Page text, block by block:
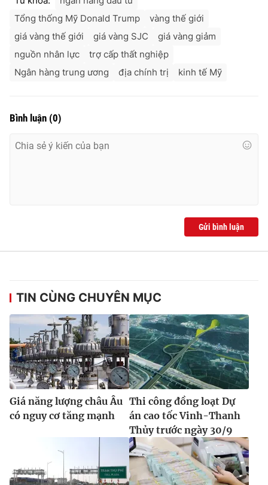
Tổng thống Mỹ Donald Trump
vàng thế giới
giá vàng thế giới
giá vàng SJC
giá vàng giảm
nguồn nhân lực
trợ cấp thất nghiệp
Ngân hàng trung ương
địa chính trị kinh tế Mỹ
Bình luận (0)
Gửi bình luận
TIN CÙNG CHUYÊN MỤC
Giá năng lượng châu Âu
có nguy cơ tăng mạnh
Thi công đồng loạt Dự
án cao tốc Vinh-Thanh
Thủy trước ngày 30/9